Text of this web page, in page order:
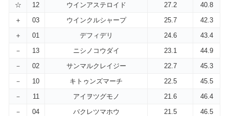
☆
12 ウインアステロイド 27.2
40.8
＋
03 ウインクルシャープ 25.7
42.3
＋
01 デフィデリ 24.6
43.4
－
13 ニシノコウダイ 23.1
44.9
－
02 サンマルクレイジー 22.7
45.3
－
10 キトゥンズマーチ 22.5
45.5
－
11 アイヲツグモノ 21.6
46.4
－
04 バクレツマホウ 21.5 46.5